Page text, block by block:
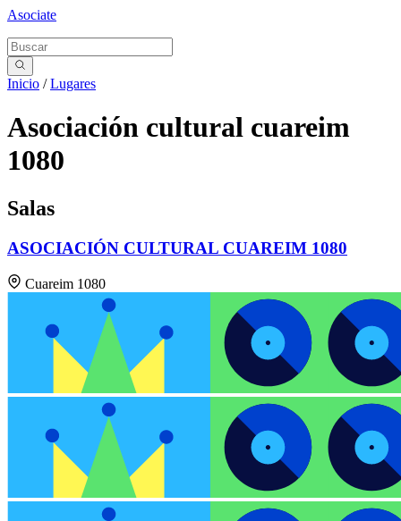
Asociate
Inicio /Lugares
Asociación cultural cuareim
1080
Salas
ASOCIACIÓN CULTURAL CUAREIM 1080
Cuareim 1080